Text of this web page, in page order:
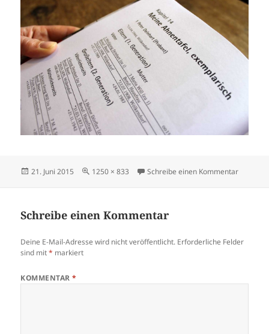
Veröffentlicht
21. Juni 2015
Volle
1250 × 833 Schreibe einen Kommentarzu
Schreibe einen Kommentar
Deine E-Mail-Adresse wird nicht veröffentlicht. Erforderliche Felder
sind mit* markiert
KOMMENTAR*